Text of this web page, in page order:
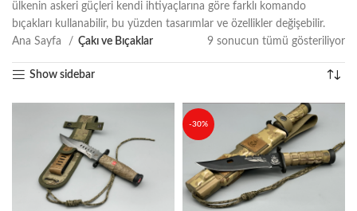
ülkenin askeri güçleri kendi ihtiyaçlarına göre farklı komando
bıçakları kullanabilir, bu yüzden tasarımlar ve özellikler değişebilir.
Ana Sayfa
Çakı ve Bıçaklar 9 sonucun tümü gösteriliyor
Show sidebar
-30%